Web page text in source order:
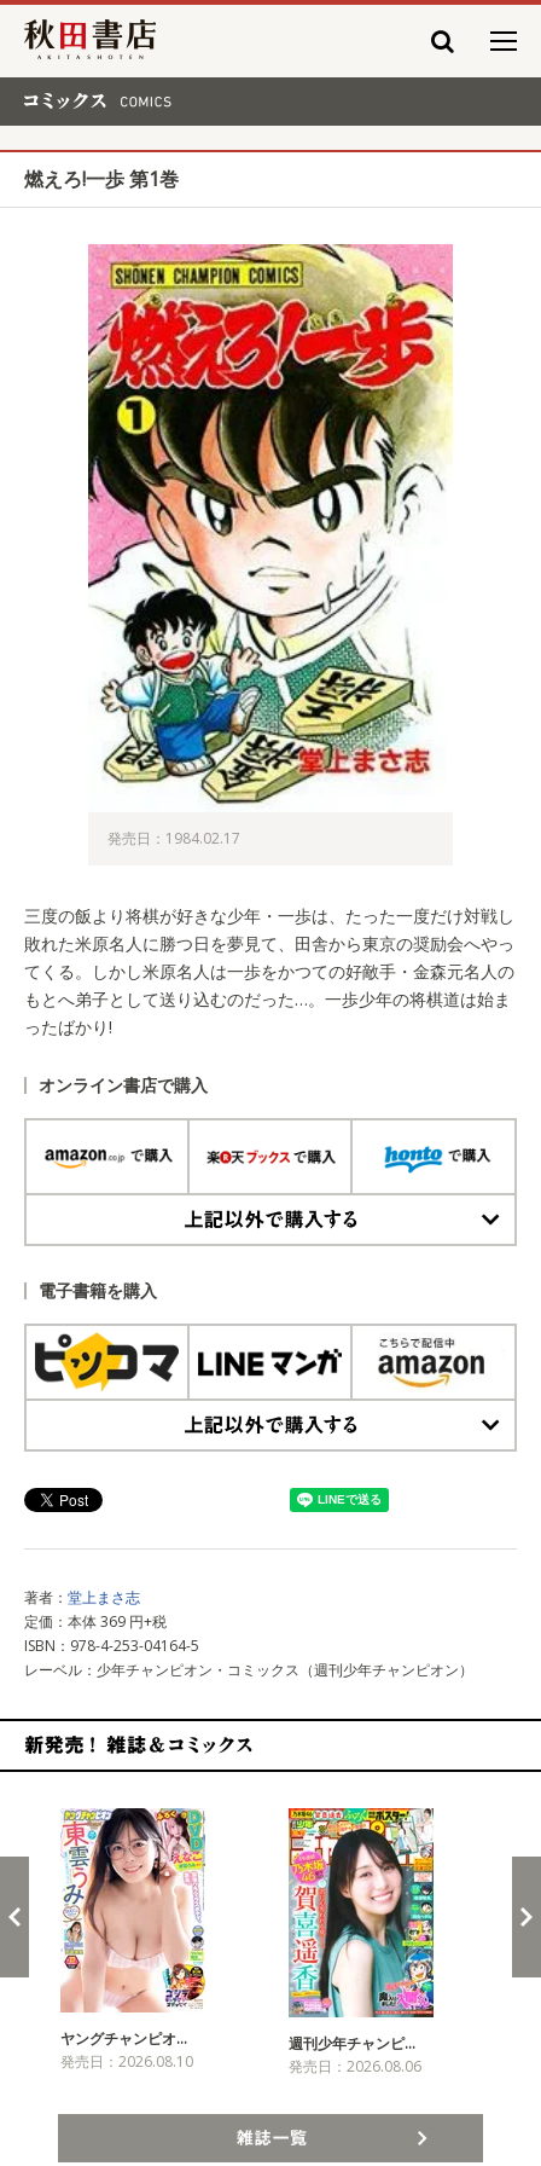
秋田書店
燃えろ!一歩 第1巻
発売日：1984.02.17
三度の飯より将棋が好きな少年・一歩は、たった一度だけ対戦し
敗れた米原名人に勝つ日を夢見て、田舎から東京の奨励会へやっ
てくる。しかし米原名人は一歩をかつての好敵手・金森元名人の
もとへ弟子として送り込むのだった…。一歩少年の将棋道は始ま
ったばかり!
オンライン書店で購入
電子書籍を購入
著者： 堂上まさ志
定価：本体 369 円+税
ISBN：978-4-253-04164-5
レーベル：少年チャンピオン・コミックス（週刊少年チャンピオン）
ヤングチャンピオ…
発売日：2026.08.10
週刊少年チャンピ…
発売日：2026.08.06